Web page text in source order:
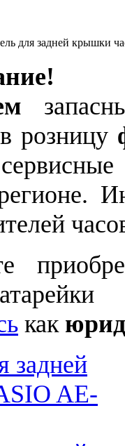
для задней крышки
розницу
как